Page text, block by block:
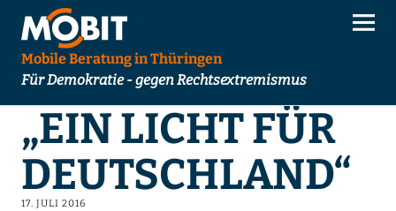
Mobile Beratung in Thüringen
Für Demokratie - gegen Rechtsextremismus
„EIN LICHT FÜR
DEUTSCHLAND“
17. JULI 2016